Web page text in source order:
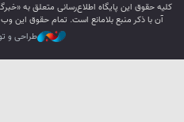
کليه حقوق اين پایگاه اطلاع‌رسانی متعلق به
آن با ذکر منبع بلامانع است. تمام حقوق این
طراحی و